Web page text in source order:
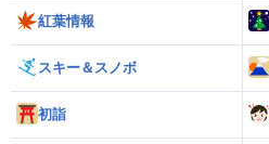
紅葉情報
スキー＆スノボ
初詣